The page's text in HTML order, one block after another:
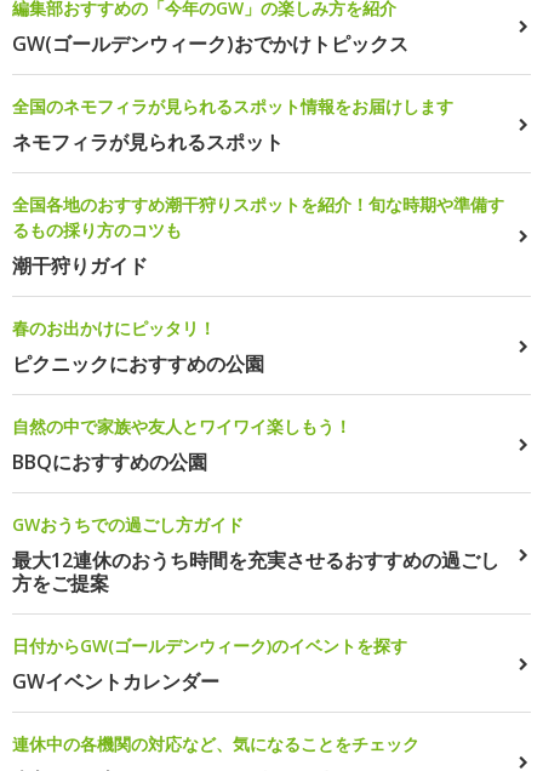
編集部おすすめの「今年のGW」の楽しみ方を紹介
GW(ゴールデンウィーク)おでかけトピックス
全国のネモフィラが見られるスポット情報をお届けします
ネモフィラが見られるスポット
全国各地のおすすめ潮干狩りスポットを紹介！旬な時期や準備す
るもの採り方のコツも
潮干狩りガイド
春のお出かけにピッタリ！
ピクニックにおすすめの公園
自然の中で家族や友人とワイワイ楽しもう！
BBQにおすすめの公園
GWおうちでの過ごし方ガイド
最大12連休のおうち時間を充実させるおすすめの過ごし
方をご提案
日付からGW(ゴールデンウィーク)のイベントを探す
GWイベントカレンダー
連休中の各機関の対応など、気になることをチェック